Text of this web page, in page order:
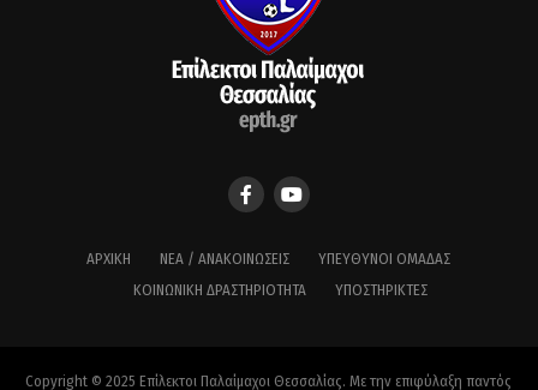
ΑΡΧΙΚΉ ΝΈΑ / ΑΝΑΚΟΙΝΏΣΕΙΣ
ΥΠΕΎΘΥΝΟΙ ΟΜΆΔΑΣ
ΚΟΙΝΩΝΙΚΉ ΔΡΑΣΤΗΡΙΌΤΗΤΑ
ΥΠΟΣΤΗΡΙΚΤΈΣ
Copyright © 2025 Επίλεκτοι Παλαίμαχοι Θεσσαλίας. Με την επιφύλαξη παντός